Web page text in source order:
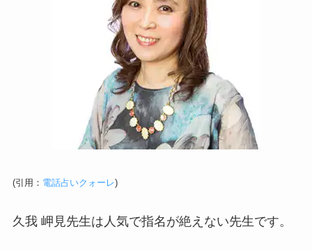
(引用： 電話占いクォーレ)
久我 岬見先生は人気で指名が絶えない先生です。